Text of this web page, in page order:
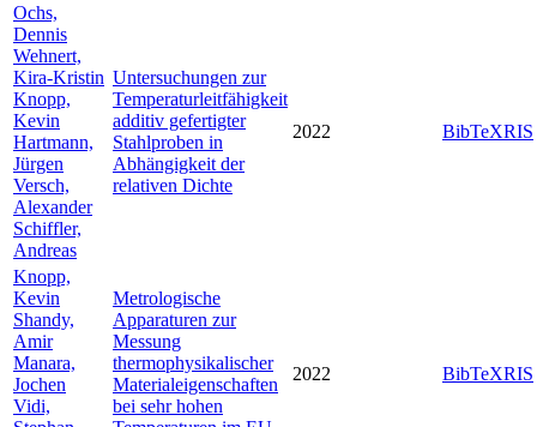
Ochs,
Dennis
Wehnert,
Kira-Kristin
Knopp,
Kevin
Hartmann,
Jürgen
Versch,
Alexander
Schiffler,
Andreas
Untersuchungen zur
Temperaturleitfähigkeit
additiv gefertigter
Stahlproben in
Abhängigkeit der
relativen Dichte
2022 BibTeXRIS
Knopp,
Kevin
Shandy,
Amir
Manara,
Jochen
Vidi,
Metrologische
Apparaturen zur
Messung
thermophysikalischer
Materialeigenschaften
bei sehr hohen
2022 BibTeXRIS